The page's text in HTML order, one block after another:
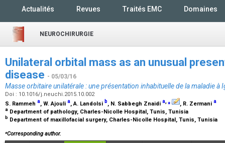
Actualités Revues Traités EMC Domaines
NEUROCHIRURGIE
Unilateral orbital mass as an unusual
disease - 05/03/16
Masse orbitaire unilatérale : une présentation inhabituelle de la maladie à
Doi : 10.1016/j.neuchi.2015.10.002
S. Rammeh a, W. Ajouli a, A. Landolsi b, N. Sabbegh Znaidi a,⁎ , R. Zermani a
a Department of pathology, Charles-Nicolle Hospital, Tunis, Tunisia
b Department of maxillofacial surgery, Charles-Nicolle Hospital, Tunis, Tunisia
⁎Corresponding author.